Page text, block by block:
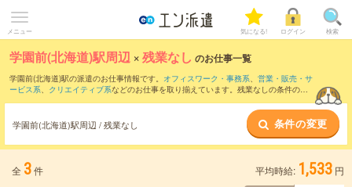
メニュー 気になる! ログイン 検索
学園前(北海道)駅周辺 ×残業なし のお仕事一覧
学園前(北海道)駅の派遣のお仕事情報です。 オフィスワーク・事務系、 営業・販売・サ
ービス系、 クリエイティブ系などのお仕事を取り揃えています。残業なしの条件の他
学園前(北海道)駅周辺 / 残業なし 条件の変更
全 3件 平均時給: 1,533 円